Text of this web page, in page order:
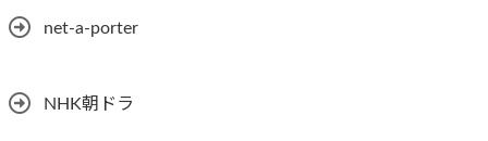
net-a-porter
NHK朝ドラ